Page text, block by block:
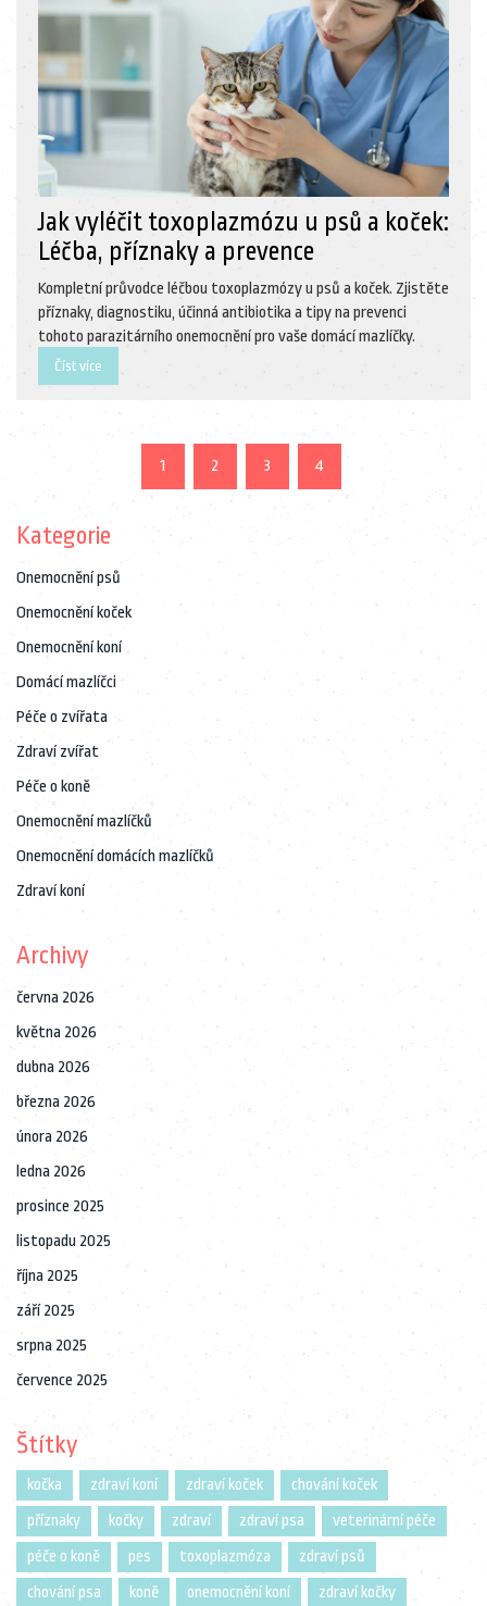
Jak vyléčit toxoplazmózu u psů a koček:
Léčba, příznaky a prevence
Kompletní průvodce léčbou toxoplazmózy u psů a koček. Zjistěte
příznaky, diagnostiku, účinná antibiotika a tipy na prevenci
tohoto parazitárního onemocnění pro vaše domácí mazlíčky.
Číst více
1 2 3 4
Kategorie
Onemocnění psů
Onemocnění koček
Onemocnění koní
Domácí mazlíčci
Péče o zvířata
Zdraví zvířat
Péče o koně
Onemocnění mazlíčků
Onemocnění domácích mazlíčků
Zdraví koní
Archivy
června 2026
května 2026
dubna 2026
března 2026
února 2026
ledna 2026
prosince 2025
listopadu 2025
října 2025
září 2025
srpna 2025
července 2025
Štítky
kočka zdraví koní zdraví koček
chování koček
příznaky
kočky zdraví zdraví psa
veterinární péče
péče o koně
pes toxoplazmóza
zdraví psů
chování psa
koně onemocnění koní zdraví kočky